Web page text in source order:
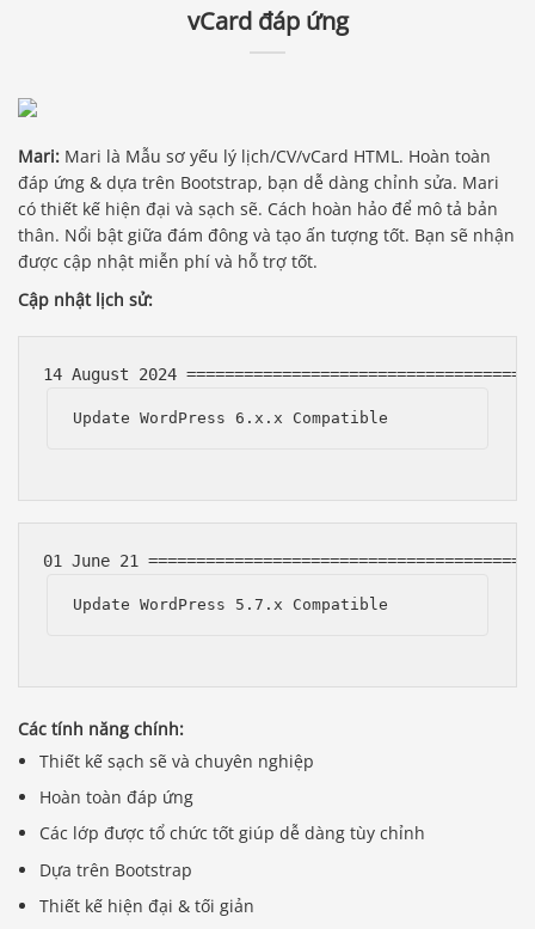
vCard đáp ứng
Mari: Mari là Mẫu sơ yếu lý lịch/CV/vCard HTML. Hoàn toàn
đáp ứng & dựa trên Bootstrap, bạn dễ dàng chỉnh sửa. Mari
có thiết kế hiện đại và sạch sẽ. Cách hoàn hảo để mô tả bản
thân. Nổi bật giữa đám đông và tạo ấn tượng tốt. Bạn sẽ nhận
được cập nhật miễn phí và hỗ trợ tốt.
Cập nhật lịch sử:
Update WordPress 6.x.x Compatible
Update WordPress 5.7.x Compatible
Các tính năng chính:
Thiết kế sạch sẽ và chuyên nghiệp
Hoàn toàn đáp ứng
Các lớp được tổ chức tốt giúp dễ dàng tùy chỉnh
Dựa trên Bootstrap
Thiết kế hiện đại & tối giản